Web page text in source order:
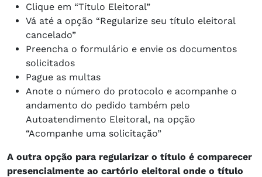
Clique em “Título Eleitoral”
Vá até a opção “Regularize seu título eleitoral
cancelado”
Preencha o formulário e envie os documentos
solicitados
Pague as multas
Anote o número do protocolo e acompanhe o
andamento do pedido também pelo
Autoatendimento Eleitoral, na opção
“Acompanhe uma solicitação”
A outra opção para regularizar o título é comparecer
presencialmente ao cartório eleitoral onde o título